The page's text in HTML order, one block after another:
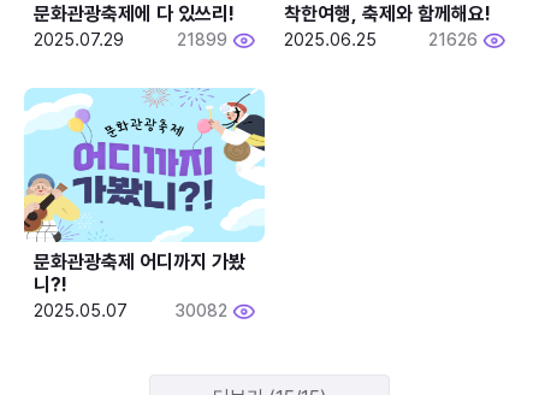
문화관광축제에 다 있쓰리!
2025.07.29 21899
착한여행, 축제와 함께해요!
2025.06.25 21626
문화관광축제 어디까지 가봤
니?!
2025.05.07 30082